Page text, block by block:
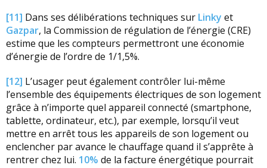
[11] Dans ses délibérations techniques sur Linky et
Gazpar, la Commission de régulation de l’énergie (CRE)
estime que les compteurs permettront une économie
d’énergie de l’ordre de 1/1,5%.
[12] L’usager peut également contrôler lui-même
l’ensemble des équipements électriques de son logement
grâce à n’importe quel appareil connecté (smartphone,
tablette, ordinateur, etc.), par exemple, lorsqu’il veut
mettre en arrêt tous les appareils de son logement ou
enclencher par avance le chauffage quand il s’apprête à
rentrer chez lui. 10% de la facture énergétique pourrait